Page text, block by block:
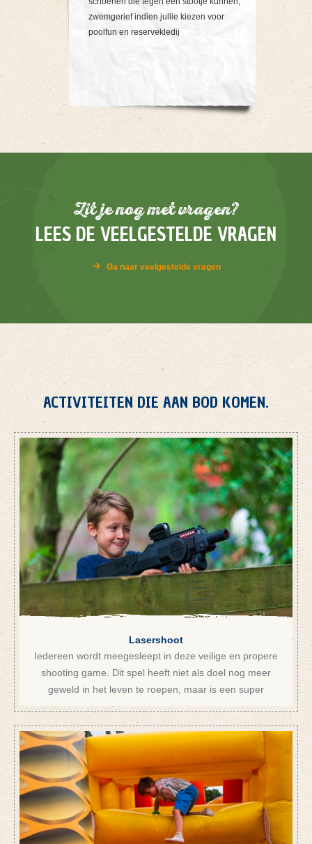
zwemgerief indien jullie kiezen voor
poolfun en reservekledij
Zit je nog met vragen?
LEES DE VEELGESTELDE VRAGEN
Ga naar veelgestelde vragen
ACTIVITEITEN DIE AAN BOD KOMEN.
Lasershoot
Iedereen wordt meegesleept in deze veilige en propere
shooting game. Dit spel heeft niet als doel nog meer
geweld in het leven te roepen, maar is een super
upgrade van het eeuwenoude politie en dief-spelletje.
Als team wordt je uitgedaagd om tactisch te spelen, om
snel beslissingen te nemen en te handelen, gezien het
gevaar om iedere hoek schuilt. Spanning, actie, snel
lopen, goed mikken, het komt allemaal aan bod in onze
lasershoot missies.